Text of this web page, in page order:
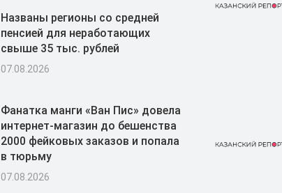
Названы регионы со средней
пенсией для неработающих
свыше 35 тыс. рублей
07.08.2026
Фанатка манги «Ван Пис» довела
интернет-магазин до бешенства
2000 фейковых заказов и попала
в тюрьму
07.08.2026